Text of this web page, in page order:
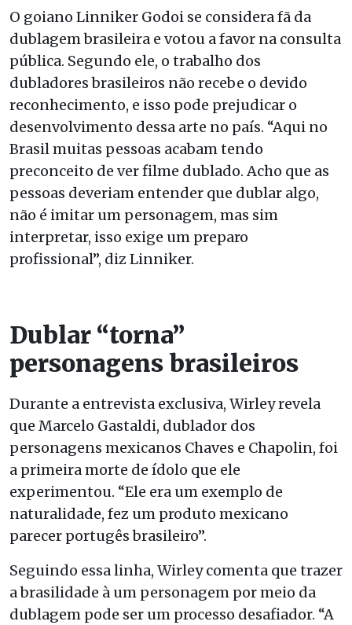
O goiano Linniker Godoi se considera fã da
dublagem brasileira e votou a favor na consulta
pública. Segundo ele, o trabalho dos
dubladores brasileiros não recebe o devido
reconhecimento, e isso pode prejudicar o
desenvolvimento dessa arte no país. “Aqui no
Brasil muitas pessoas acabam tendo
preconceito de ver filme dublado. Acho que as
pessoas deveriam entender que dublar algo,
não é imitar um personagem, mas sim
interpretar, isso exige um preparo
profissional”, diz Linniker.
Dublar “torna”
personagens brasileiros
Durante a entrevista exclusiva, Wirley revela
que Marcelo Gastaldi, dublador dos
personagens mexicanos Chaves e Chapolin, foi
a primeira morte de ídolo que ele
experimentou. “Ele era um exemplo de
naturalidade, fez um produto mexicano
parecer portugês brasileiro”.
Seguindo essa linha, Wirley comenta que trazer
a brasilidade à um personagem por meio da
dublagem pode ser um processo desafiador. “A